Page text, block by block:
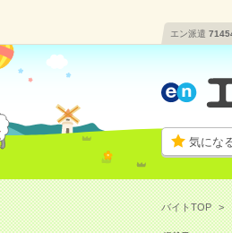
エン派遣
気にな
バイトTOP